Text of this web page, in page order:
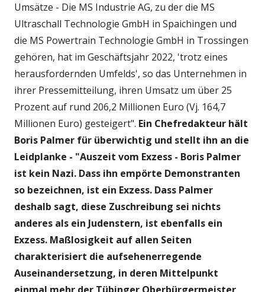
Umsätze - Die MS Industrie AG, zu der die MS
Ultraschall Technologie GmbH in Spaichingen und
die MS Powertrain Technologie GmbH in Trossingen
gehören, hat im Geschäftsjahr 2022, 'trotz eines
herausfordernden Umfelds', so das Unternehmen in
ihrer Pressemitteilung, ihren Umsatz um über 25
Prozent auf rund 206,2 Millionen Euro (Vj. 164,7
Millionen Euro) gesteigert". Ein Chefredakteur hält
Boris Palmer für überwichtig und stellt ihn an die
Leidplanke - "Auszeit vom Exzess - Boris Palmer
ist kein Nazi. Dass ihn empörte Demonstranten
so bezeichnen, ist ein Exzess. Dass Palmer
deshalb sagt, diese Zuschreibung sei nichts
anderes als ein Judenstern, ist ebenfalls ein
Exzess. Maßlosigkeit auf allen Seiten
charakterisiert die aufsehenerregende
Auseinandersetzung, in deren Mittelpunkt